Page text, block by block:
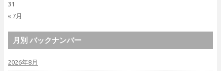
« 7月
31
月別 バックナンバー
2026年8月